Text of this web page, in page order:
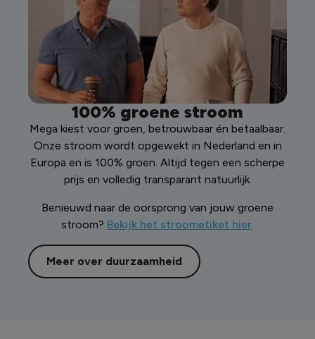
100% groene stroom
Mega kiest voor groen, betrouwbaar én betaalbaar.
Onze stroom wordt opgewekt in Nederland en in
Europa en is 100% groen. Altijd tegen een scherpe
prijs en volledig transparant natuurlijk.
Benieuwd naar de oorsprong van jouw groene
stroom? Bekijk het stroometiket hier.
Meer over duurzaamheid